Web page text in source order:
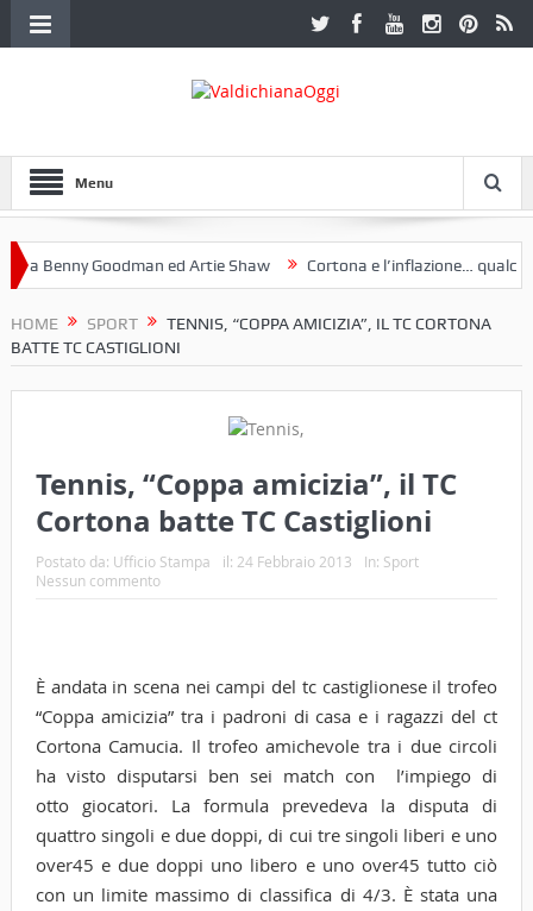
Menu
a Benny Goodman ed Artie Shaw Cortona e l’inflazione… qualche
HOME SPORT
TENNIS, “COPPA AMICIZIA”, IL TC CORTONA
BATTE TC CASTIGLIONI
Tennis, “Coppa amicizia”, il TC
Cortona batte TC Castiglioni
Postato da: Ufficio Stampa il: 24 Febbraio 2013 In: Sport
Nessun commento
È andata in scena nei campi del tc castiglionese il trofeo
“Coppa amicizia” tra i padroni di casa e i ragazzi del ct
Cortona Camucia. Il trofeo amichevole tra i due circoli
ha visto disputarsi ben sei match con l’impiego di
otto giocatori. La formula prevedeva la disputa di
quattro singoli e due doppi, di cui tre singoli liberi e uno
over45 e due doppi uno libero e uno over45 tutto ciò
con un limite massimo di classifica di 4/3. È stata una